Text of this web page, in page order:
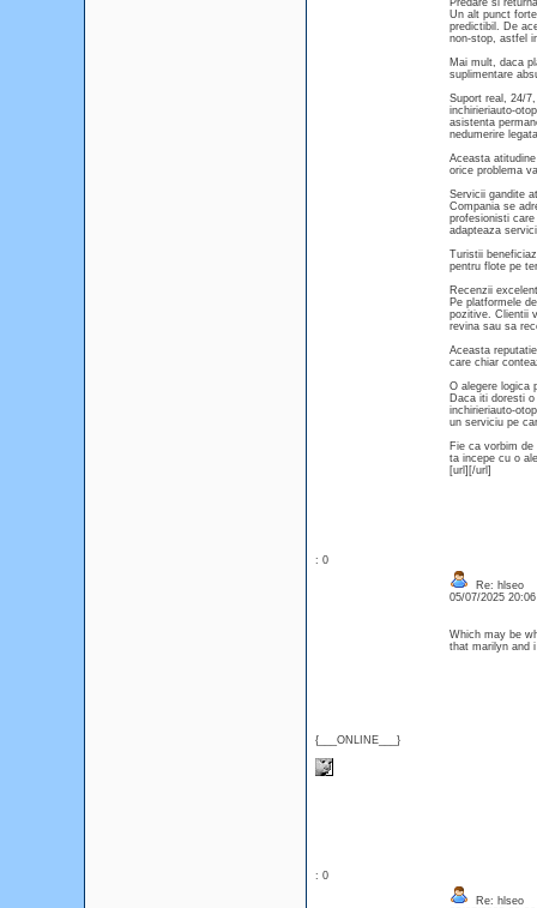
Predare si
Un alt punct
predictibil. De
non-stop, astfel
Mai mult, daca
suplimentare
Suport real, 24/
inchirieriauto-
asistenta
nedumerire
Aceasta
orice problema
Servicii gandite
Compania se
profesionisti
adapteaza
Turistii
pentru flote pe
Recenzii
Pe platformele
pozitive. Clientii
revina sau sa
Aceasta
care chiar
O alegere logica
Daca iti doresti
inchirieriauto-
un serviciu pe
Fie ca vorbim
ta incepe cu o
[url][/url]
: 0
{___ONLINE___}
Re: hlseo
05/07/2025
Which may be
that marilyn
: 0
Re: hlseo